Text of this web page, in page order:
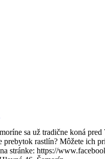
sa už tradične koná
prebytok rastlín? Môžete ich
stránke: https://